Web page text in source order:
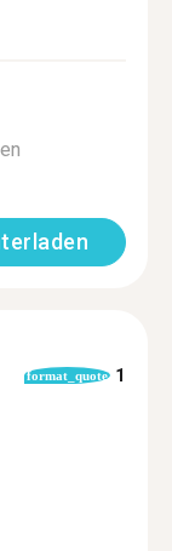
format_quote 1